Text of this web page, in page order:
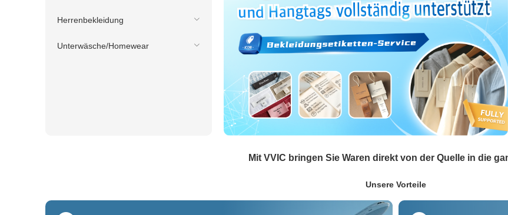
Herrenbekleidung
Unterwäsche/Homewear
Mit VVIC bringen Sie Waren direkt von der Quelle in die
Unsere Vorteile